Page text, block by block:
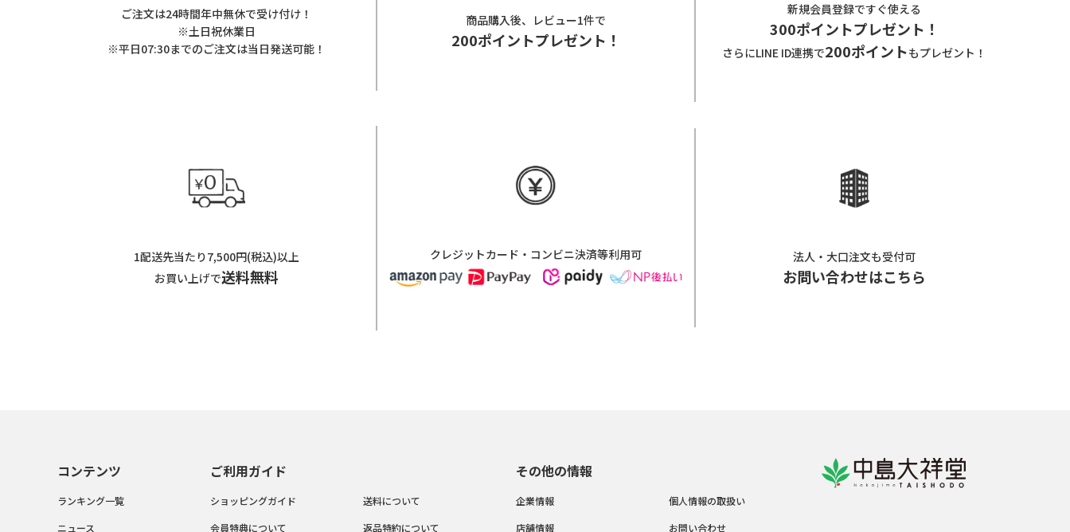
ご注文は24時間年中無休で受け付け！
※土日祝休業日
※平日07:30までのご注文は当日発送可能！
商品購入後、レビュー1件で
200ポイントプレゼント！
新規会員登録ですぐ使える
300ポイントプレゼント！
さらにLINE ID連携で200ポイントもプレゼント！
1配送先当たり7,500円(税込)以上
お買い上げで送料無料
クレジットカード・コンビニ決済等利用可 法人・大口注文も受付可
お問い合わせはこちら
コンテンツ
ランキング一覧
ニュース
ご利用ガイド
ショッピングガイド
会員特典について
送料について
返品特約について
その他の情報
企業情報
店舗情報
個人情報の取扱い
お問い合わせ